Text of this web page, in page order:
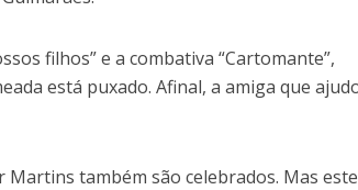
filhos” e a combativa “Cartomante”,
está puxado. Afinal, a amiga que
também são celebrados. Mas este